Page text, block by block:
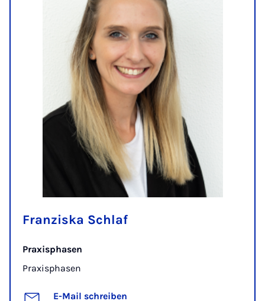
Franziska Schlaf
Praxisphasen
Praxisphasen
E-Mail schreiben